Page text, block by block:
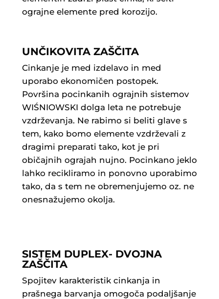
ograjne elemente pred korozijo.
UNČIKOVITA ZAŠČITA
Cinkanje je med izdelavo in med
uporabo ekonomičen postopek.
Površina pocinkanih ograjnih sistemov
WIŚNIOWSKI dolga leta ne potrebuje
vzdrževanja. Ne rabimo si beliti glave s
tem, kako bomo elemente vzdrževali z
dragimi preparati tako, kot je pri
običajnih ograjah nujno. Pocinkano jeklo
lahko recikliramo in ponovno uporabimo
tako, da s tem ne obremenjujemo oz. ne
onesnažujemo okolja.
SISTEM DUPLEX- DVOJNA
ZAŠČITA
Spojitev karakteristik cinkanja in
prašnega barvanja omogoča podaljšanje